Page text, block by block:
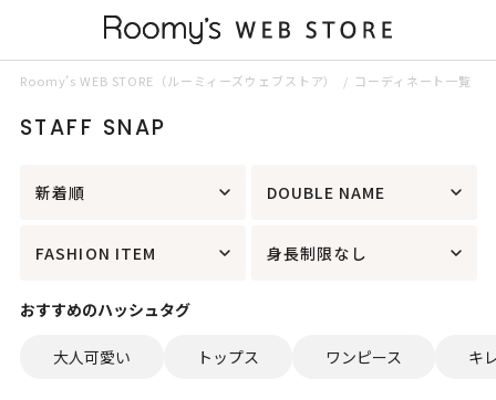
Roomy’s WEB STORE（ルーミィーズウェブストア） コーディネート一覧
STAFF SNAP
新着順 DOUBLE NAME
FASHION ITEM 身長制限なし
おすすめのハッシュタグ
大人可愛い トップス ワンピース キ